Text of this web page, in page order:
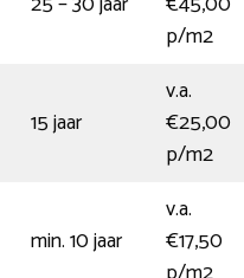
p/m2
15 jaar
v.a.
€25,00
p/m2
min. 10 jaar
v.a.
€17,50